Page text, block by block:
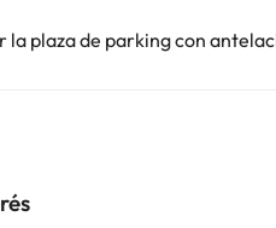
plaza de parking con